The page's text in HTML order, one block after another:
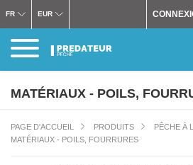
FR EUR
MATÉRIAUX - POILS,
PAGE D'ACCUEIL PRODUITS
PÊCHE À
MATÉRIAUX - POILS, FOURRURES